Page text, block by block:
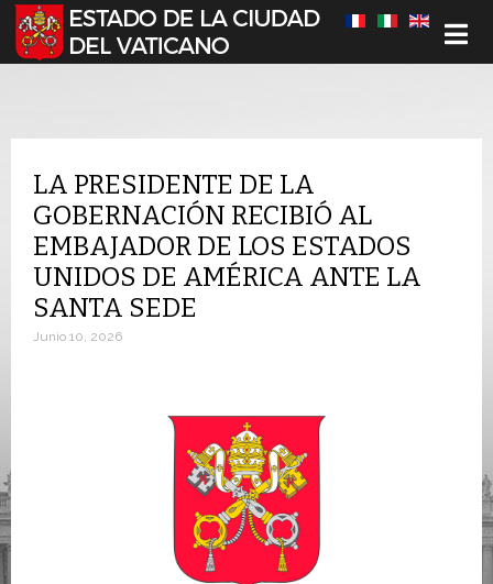
Seleccione su idioma
LA PRESIDENTE DE LA
GOBERNACIÓN RECIBIÓ AL
EMBAJADOR DE LOS ESTADOS
UNIDOS DE AMÉRICA ANTE LA
SANTA SEDE
Junio 10, 2026